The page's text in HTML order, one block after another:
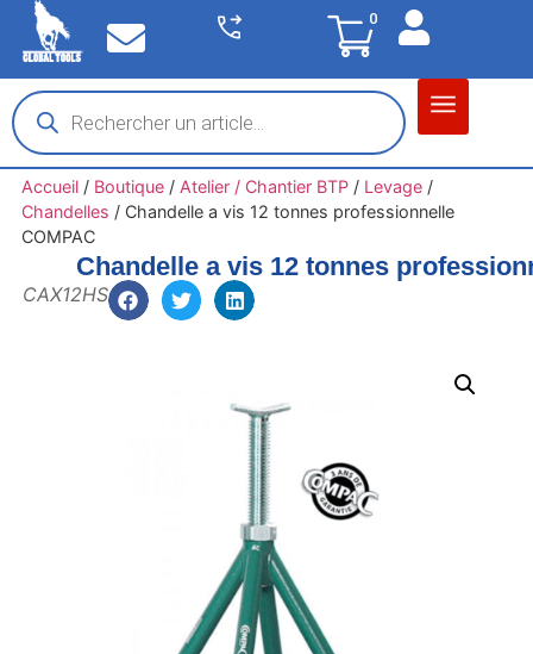
0
Accueil/ Boutique/ Atelier / Chantier BTP/ Levage/
Chandelles / Chandelle a vis 12 tonnes professionnelle
COMPAC
Chandelle a vis 12 tonnes
CAX12HS